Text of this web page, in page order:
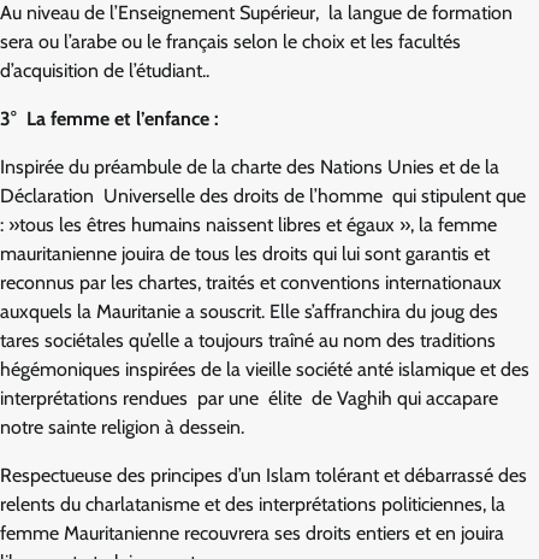
Au niveau de l’Enseignement Supérieur, la langue de formation
sera ou l’arabe ou le français selon le choix et les facultés
d’acquisition de l’étudiant..
3° La femme et l’enfance :
Inspirée du préambule de la charte des Nations Unies et de la
Déclaration Universelle des droits de l’homme qui stipulent que
: »tous les êtres humains naissent libres et égaux », la femme
mauritanienne jouira de tous les droits qui lui sont garantis et
reconnus par les chartes, traités et conventions internationaux
auxquels la Mauritanie a souscrit. Elle s’affranchira du joug des
tares sociétales qu’elle a toujours traîné au nom des traditions
hégémoniques inspirées de la vieille société anté islamique et des
interprétations rendues par une élite de Vaghih qui accapare
notre sainte religion à dessein.
Respectueuse des principes d’un Islam tolérant et débarrassé des
relents du charlatanisme et des interprétations politiciennes, la
femme Mauritanienne recouvrera ses droits entiers et en jouira